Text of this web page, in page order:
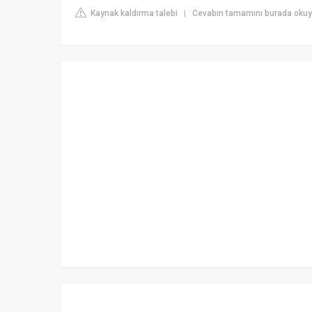
Kaynak kaldırma talebi | Cevabın tamamını burada